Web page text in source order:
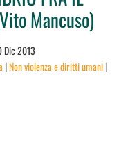
Mancuso)
Dic 2013
|Non violenza e diritti umani|